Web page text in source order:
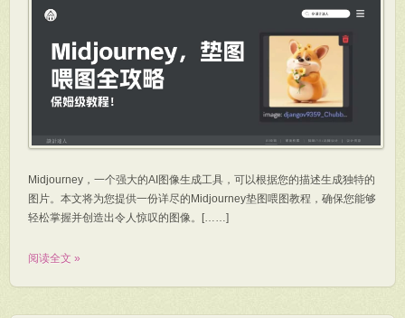
Midjourney，一个强大的AI图像生成工具，可以根据您的描述生成独特的
图片。本文将为您提供一份详尽的Midjourney垫图喂图教程，确保您能够
轻松掌握并创造出令人惊叹的图像。[……]
阅读全文 »